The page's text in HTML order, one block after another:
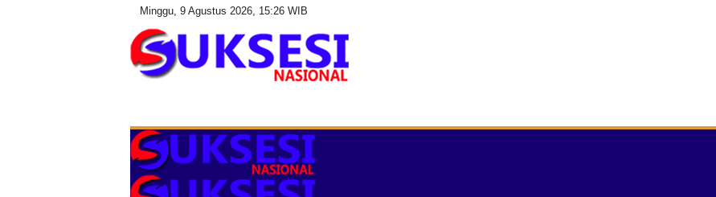
Minggu, 9 Agustus 2026, 15:26 WIB
s
e
i